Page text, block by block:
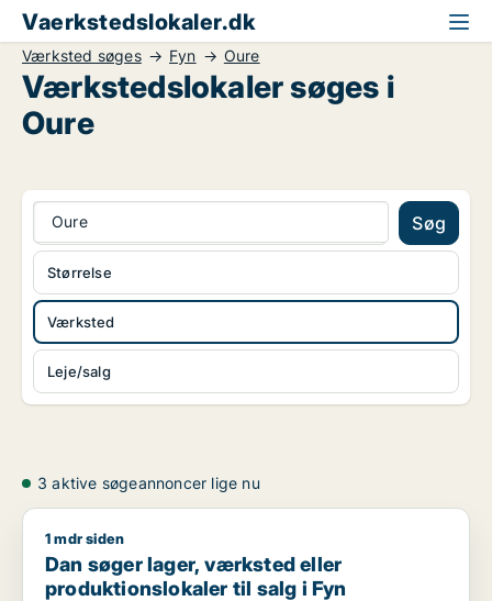
Vaerkstedslokaler.dk
Værksted søges Fyn Oure
Værkstedslokaler søges i
Oure
Oure Søg
Værksted
Leje/salg
Størrelse
3 aktive søgeannoncer lige nu
Dan søger lager, værksted eller produktionslokaler til salg i
1 mdr siden
Dan søger lager, værksted eller
produktionslokaler til salg i Fyn